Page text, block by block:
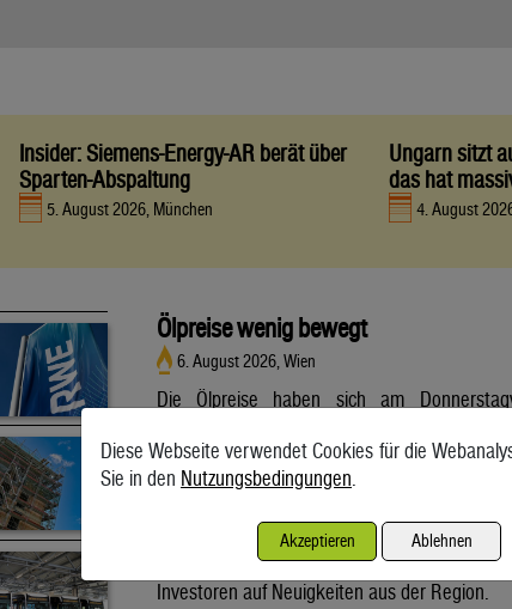
Insider: Siemens-Energy-AR berät über
Sparten-Abspaltung
5. August 2026, München
Ungarn sitzt
das hat
4. August
Ölpreise wenig bewegt
6. August 2026, Wien
Die Ölpreise haben sich am
Brent aus der Nordsee mit Lieferung
Vormittag 79,75 US-Dollar und damit 0,4
80 Dollar. Unter diese ist er am Dienstag
auf eine Lösung im Iran-Krieg gesunken.
Investoren auf Neuigkeiten aus der Region.
Diese Webseite verwendet Cookies für die
Sie in den Nutzungsbedingungen.
Akzeptieren Ablehnen